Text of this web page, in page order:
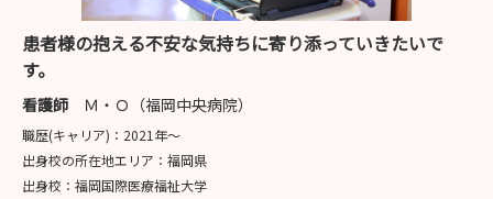
患者様の抱える不安な気持ちに寄り添っていきたいで
す。
看護師 Ｍ・Ｏ（福岡中央病院）
職歴(キャリア)： 2021年〜
出身校の所在地エリア： 福岡県
出身校： 福岡国際医療福祉大学